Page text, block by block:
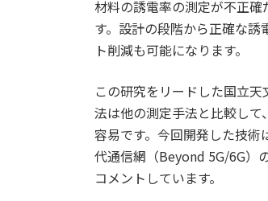
材料の誘電率の測定が不正
す。設計の段階から正確な
ト削減も可能になります。
この研究をリードした国立
法は他の測定手法と比較し
容易です。今回開発した技
代通信網（Beyond 5G/6G）
コメントしています。